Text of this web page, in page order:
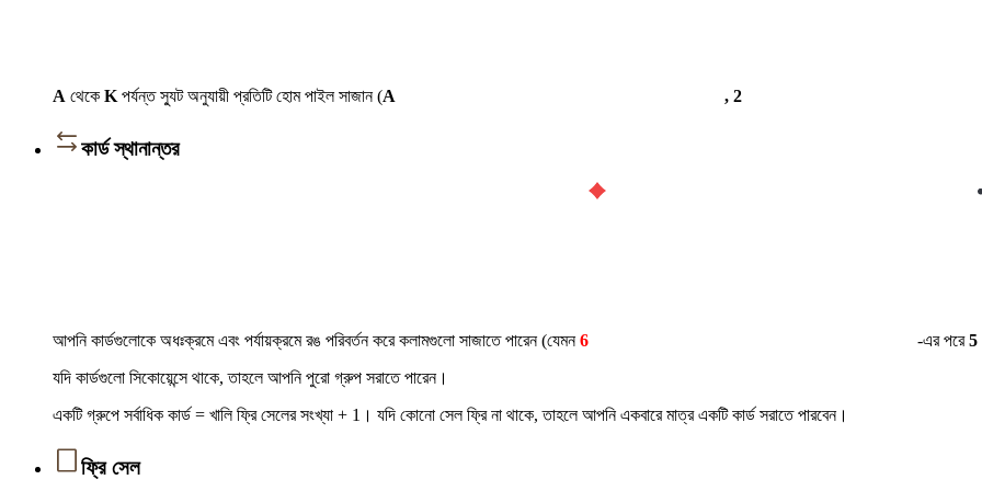
A থেকে Kপর্যন্ত স্যুট অনুযায়ী প্রতিটি হোম পাইল সাজান (A , 2
কার্ড স্থানান্তর
আপনি কার্ডগুলোকে অধঃক্রমে এবং পর্যায়ক্রমে রঙ পরিবর্তন করে কলামগুলো সাজাতে পারেন (যেমন6 -এর পরে5
যদি কার্ডগুলো সিকোয়েন্সে থাকে, তাহলে আপনি পুরো গ্রুপ সরাতে পারেন।
একটি গ্রুপে সর্বাধিক কার্ড = খালি ফ্রি সেলের সংখ্যা + 1। যদি কোনো সেল ফ্রি না থাকে, তাহলে আপনি একবারে মাত্র একটি কার্ড সরাতে পারবেন।
ফ্রি সেল